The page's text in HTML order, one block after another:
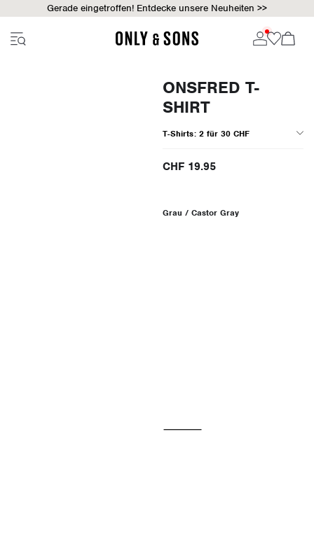
Gerade eingetroffen! Entdecke unsere Neuheiten >>
ONSFRED T-
SHIRT
T-Shirts: 2 für 30 CHF
CHF 19.95
Grau / Castor Gray